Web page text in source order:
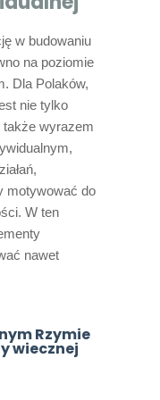
w budowaniu
na poziomie
Dla Polaków,
nie tylko
wyrazem
motywować do
W ten
nawet
Rzymie
wiecznej